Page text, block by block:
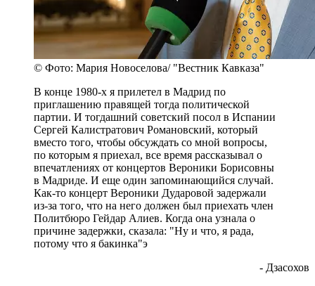
© Фото: Мария Новоселова/ "Вестник Кавказа"
В конце 1980-х я прилетел в Мадрид по
приглашению правящей тогда политической
партии. И тогдашний советский посол в Испании
Сергей Калистратович Романовский, который
вместо того, чтобы обсуждать со мной вопросы,
по которым я приехал, все время рассказывал о
впечатлениях от концертов Вероники Борисовны
в Мадриде. И еще один запоминающийся случай.
Как-то концерт Вероники Дударовой задержали
из-за того, что на него должен был приехать член
Политбюро Гейдар Алиев. Когда она узнала о
причине задержки, сказала: "Ну и что, я рада,
потому что я бакинка"э
- Дзасохов